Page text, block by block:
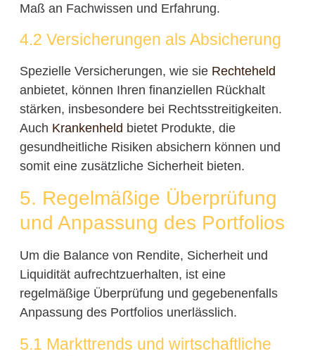
Maß an Fachwissen und Erfahrung.
4.2 Versicherungen als Absicherung
Spezielle Versicherungen, wie sie Rechteheld
anbietet, können Ihren finanziellen Rückhalt
stärken, insbesondere bei Rechtsstreitigkeiten.
Auch Krankenheld bietet Produkte, die
gesundheitliche Risiken absichern können und
somit eine zusätzliche Sicherheit bieten.
5. Regelmäßige Überprüfung
und Anpassung des Portfolios
Um die Balance von Rendite, Sicherheit und
Liquidität aufrechtzuerhalten, ist eine
regelmäßige Überprüfung und gegebenenfalls
Anpassung des Portfolios unerlässlich.
5.1 Markttrends und wirtschaftliche